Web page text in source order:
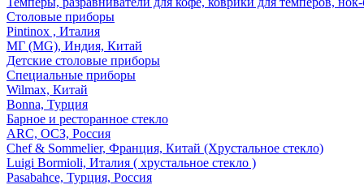
Столовые приборы
Pintinox , Италия
МГ (MG), Индия, Китай
Детские столовые приборы
Специальные приборы
Wilmax, Китай
Bonna, Турция
Барное и ресторанное стекло
ARC, ОСЗ, Россия
Chef & Sommelier, Франция, Китай (Хрустальное стекло)
Luigi Bormioli, Италия ( хрустальное стекло )
Pasabahce, Турция, Россия